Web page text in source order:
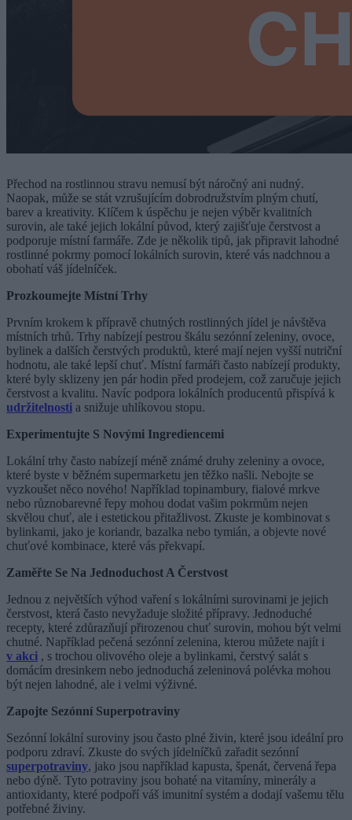
Přechod na rostlinnou stravu nemusí být náročný ani nudný.
Naopak, může se stát vzrušujícím dobrodružstvím plným chutí,
barev a kreativity. Klíčem k úspěchu je nejen výběr kvalitních
surovin, ale také jejich lokální původ, který zajišťuje čerstvost a
podporuje místní farmáře. Zde je několik tipů, jak připravit lahodné
rostlinné pokrmy pomocí lokálních surovin, které vás nadchnou a
obohatí váš jídelníček.
Prozkoumejte Místní Trhy
Prvním krokem k přípravě chutných rostlinných jídel je návštěva
místních trhů. Trhy nabízejí pestrou škálu sezónní zeleniny, ovoce,
bylinek a dalších čerstvých produktů, které mají nejen vyšší nutriční
hodnotu, ale také lepší chuť. Místní farmáři často nabízejí produkty,
které byly sklizeny jen pár hodin před prodejem, což zaručuje jejich
čerstvost a kvalitu. Navíc podpora lokálních producentů přispívá k
udržitelnosti a snižuje uhlíkovou stopu.
Experimentujte S Novými Ingrediencemi
Lokální trhy často nabízejí méně známé druhy zeleniny a ovoce,
které byste v běžném supermarketu jen těžko našli. Nebojte se
vyzkoušet něco nového! Například topinambury, fialové mrkve
nebo různobarevné řepy mohou dodat vašim pokrmům nejen
skvělou chuť, ale i estetickou přitažlivost. Zkuste je kombinovat s
bylinkami, jako je koriandr, bazalka nebo tymián, a objevte nové
chuťové kombinace, které vás překvapí.
Zaměřte Se Na Jednoduchost A Čerstvost
Jednou z největších výhod vaření s lokálními surovinami je jejich
čerstvost, která často nevyžaduje složité přípravy. Jednoduché
recepty, které zdůrazňují přirozenou chuť surovin, mohou být velmi
chutné. Například pečená sezónní zelenina, kterou můžete najít i
v akci , s trochou olivového oleje a bylinkami, čerstvý salát s
domácím dresinkem nebo jednoduchá zeleninová polévka mohou
být nejen lahodné, ale i velmi výživné.
Zapojte Sezónní Superpotraviny
Sezónní lokální suroviny jsou často plné živin, které jsou ideální pro
podporu zdraví. Zkuste do svých jídelníčků zařadit sezónní
superpotraviny, jako jsou například kapusta, špenát, červená řepa
nebo dýně. Tyto potraviny jsou bohaté na vitamíny, minerály a
antioxidanty, které podpoří váš imunitní systém a dodají vašemu tělu
potřebné živiny.